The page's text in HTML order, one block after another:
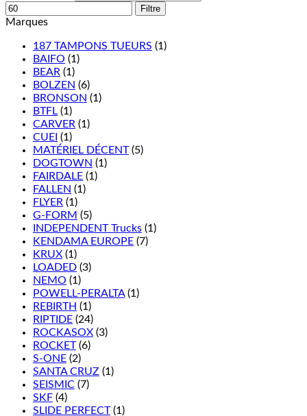
Filtre
Marques
187 TAMPONS TUEURS (1)
BAIFO (1)
BEAR (1)
BOLZEN (6)
BRONSON (1)
BTFL (1)
CARVER (1)
CUEI (1)
MATÉRIEL DÉCENT (5)
DOGTOWN (1)
FAIRDALE (1)
FALLEN (1)
FLYER (1)
G-FORM (5)
INDEPENDENT Trucks (1)
KENDAMA EUROPE (7)
KRUX (1)
LOADED (3)
NEMO (1)
POWELL-PERALTA (1)
REBIRTH (1)
RIPTIDE (24)
ROCKASOX (3)
ROCKET (6)
S-ONE (2)
SANTA CRUZ (1)
SEISMIC (7)
SKF (4)
SLIDE PERFECT (1)